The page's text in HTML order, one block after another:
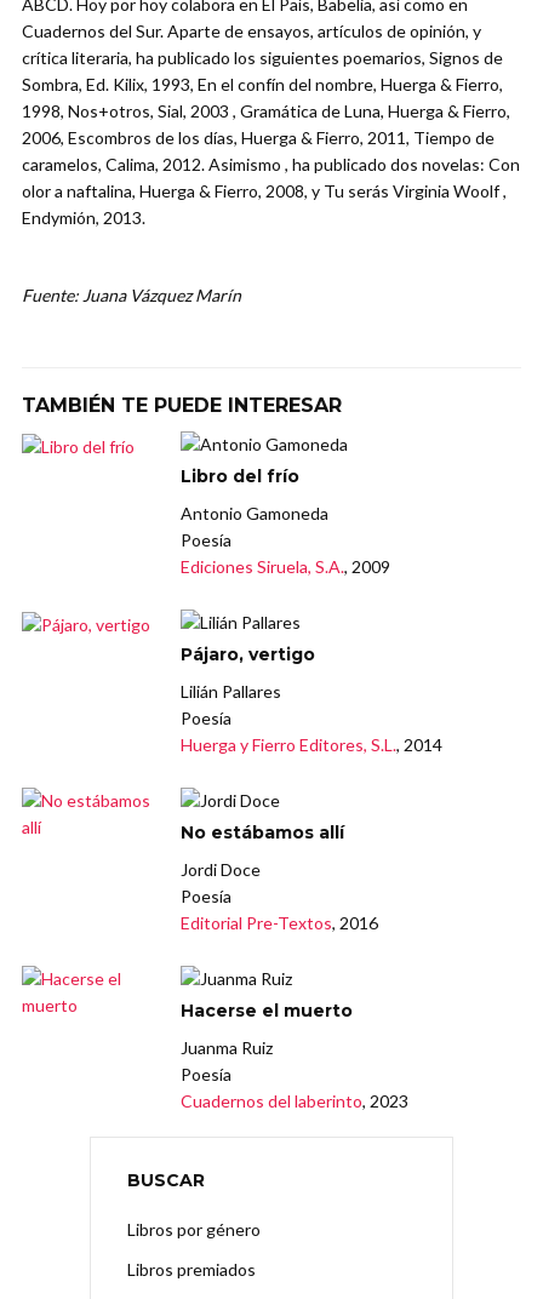
ABCD. Hoy por hoy colabora en El País, Babelia, así como en
Cuadernos del Sur. Aparte de ensayos, artículos de opinión, y
crítica literaria, ha publicado los siguientes poemarios, Signos de
Sombra, Ed. Kilix, 1993, En el confín del nombre, Huerga & Fierro,
1998, Nos+otros, Sial, 2003 , Gramática de Luna, Huerga & Fierro,
2006, Escombros de los días, Huerga & Fierro, 2011, Tiempo de
caramelos, Calima, 2012. Asimismo , ha publicado dos novelas: Con
olor a naftalina, Huerga & Fierro, 2008, y Tu serás Virginia Woolf ,
Endymión, 2013.
Fuente: Juana Vázquez Marín
TAMBIÉN TE PUEDE INTERESAR
Libro del frío
Antonio Gamoneda
Poesía
Ediciones Siruela, S.A., 2009
Pájaro, vertigo
Lilián Pallares
Poesía
Huerga y Fierro Editores, S.L., 2014
No estábamos allí
Jordi Doce
Poesía
Editorial Pre-Textos, 2016
Hacerse el muerto
Juanma Ruiz
Poesía
Cuadernos del laberinto, 2023
BUSCAR
Libros por género
Libros premiados